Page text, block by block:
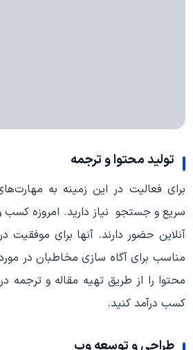
تولید محتوا و ترجمه
برای فعالیت در این زمینه به
سریع و جستجو نیاز دارید. امروزه کسب
آنلاین حضور دارند. آنها برای موفقیت
مناسب برای آگاه سازی مخاطبان در مورد
محتوا را از طریق تهیه مقاله و ترجمه
کسب درآمد کنید.
طراحی و توسعه وب